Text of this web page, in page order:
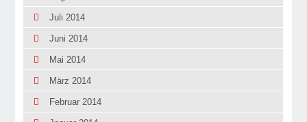
Juli 2014
Juni 2014
Mai 2014
März 2014
Februar 2014